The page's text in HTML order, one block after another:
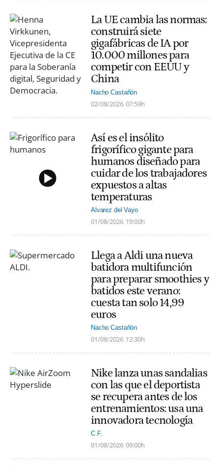
La UE cambia las normas:
construirá siete
gigafábricas de IA por
10.000 millones para
competir con EEUU y
China
Nacho Castañón
02/08/2026 07:59h
Así es el insólito
frigorífico gigante para
humanos diseñado para
cuidar de los trabajadores
expuestos a altas
temperaturas
Alvarez del Vayo
01/08/2026 19:00h
Llega a Aldi una nueva
batidora multifunción
para preparar smoothies y
batidos este verano:
cuesta tan solo 14,99
euros
Nacho Castañón
01/08/2026 12:30h
Nike lanza unas sandalias
con las que el deportista
se recupera antes de los
entrenamientos: usa una
innovadora tecnología
C.F.
01/08/2026 09:00h